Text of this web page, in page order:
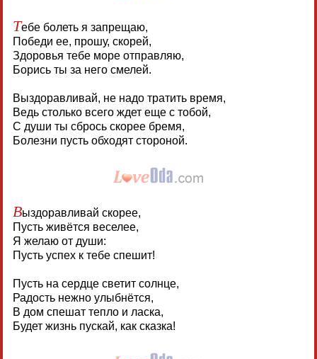
Тебе болеть я запрещаю,
Победи ее, прошу, скорей,
Здоровья тебе море отправляю,
Борись ты за него смелей.
Выздоравливай, не надо тратить время,
Ведь столько всего ждет еще с тобой,
С души ты сбрось скорее бремя,
Болезни пусть обходят стороной.
Выздоравливай скорее,
Пусть живётся веселее,
Я желаю от души:
Пусть успех к тебе спешит!
Пусть на сердце светит солнце,
Радость нежно улыбнётся,
В дом спешат тепло и ласка,
Будет жизнь пускай, как сказка!